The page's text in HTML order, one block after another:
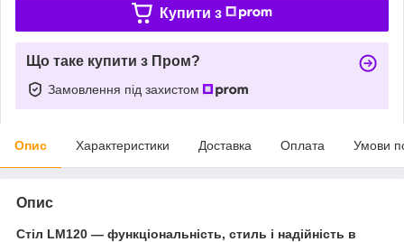
Купити з
Що таке купити з Пром?
Замовлення під захистом
Опис Характеристики Доставка Оплата Умови
Опис
Стіл LM120 — функціональність, стиль і надійність в